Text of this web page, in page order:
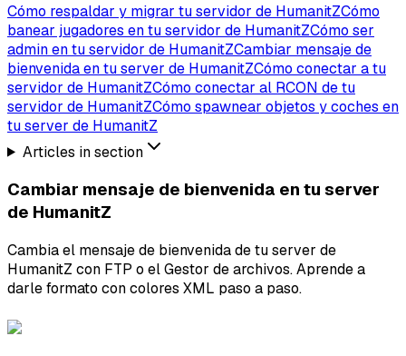
Cómo respaldar y migrar tu servidor de HumanitZCómo
banear jugadores en tu servidor de HumanitZCómo ser
admin en tu servidor de HumanitZCambiar mensaje de
bienvenida en tu server de HumanitZCómo conectar a tu
servidor de HumanitZCómo conectar al RCON de tu
servidor de HumanitZCómo spawnear objetos y coches en
tu server de HumanitZ
Articles in section
Cambiar mensaje de bienvenida en tu server
de HumanitZ
Cambia el mensaje de bienvenida de tu server de
HumanitZ con FTP o el Gestor de archivos. Aprende a
darle formato con colores XML paso a paso.